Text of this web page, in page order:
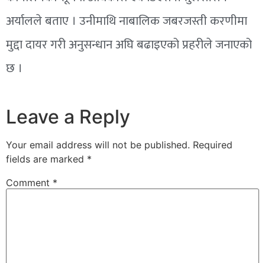
अर्यालले बताए । उनीमाथि नाबालिक जबरजस्ती करणीमा
मुद्दा दायर गरी अनुसन्धान अघि बढाइएको प्रहरीले जनाएको
छ ।
Leave a Reply
Your email address will not be published. Required
fields are marked *
Comment *